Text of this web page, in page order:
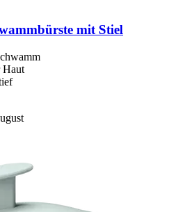
mit Stiel
Haut